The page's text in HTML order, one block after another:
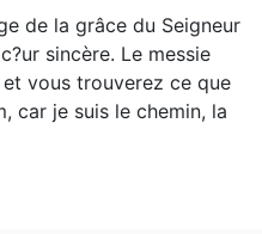
de la grâce du Seigneur
sincère. Le messie
vous trouverez ce que
car je suis le chemin, la